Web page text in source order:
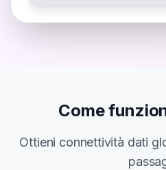
Come
Ottieni connettività dati